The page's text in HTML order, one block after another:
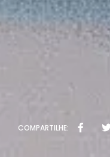
COMPARTILHE: